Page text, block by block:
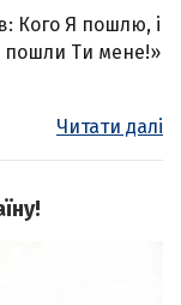
Кого Я пошлю, і
пошли Ти мене!»
Читати далі